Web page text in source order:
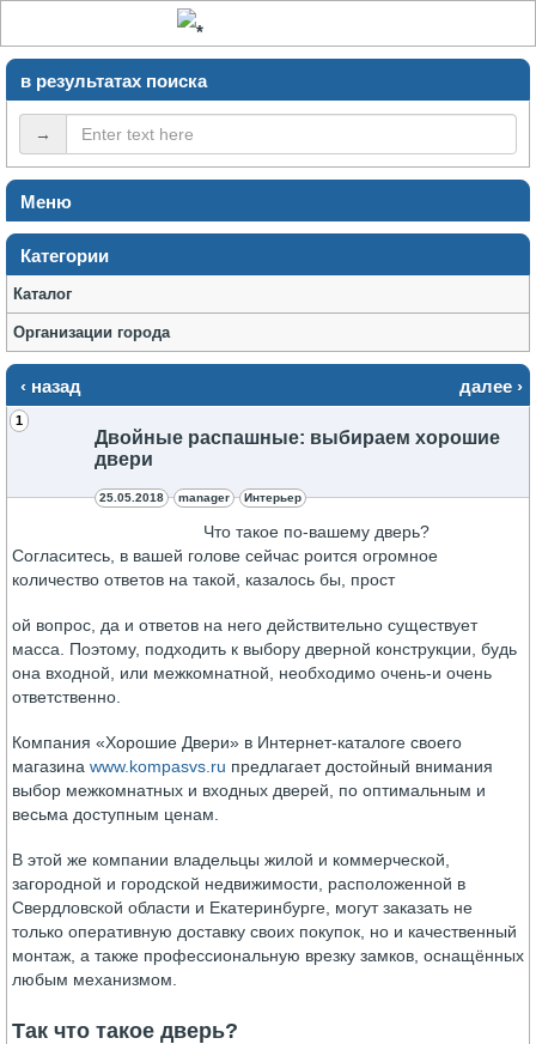
в результатах поиска
→
Меню
Категории
Каталог
Организации города
‹ назад далее ›
1
Двойные распашные: выбираем хорошие
двери
25.05.2018 manager Интерьер
Что такое по-вашему дверь?
Согласитесь, в вашей голове сейчас роится огромное
количество ответов на такой,
казалось бы, прост
ой вопрос, да и ответов на него действительно существует
масса. Поэтому, подходить к выбору дверной конструкции, будь
она входной, или межкомнатной, необходимо очень-и очень
ответственно.
Компания «Хорошие Двери» в Интернет-каталоге своего
магазина www.kompasvs.ru предлагает достойный внимания
выбор межкомнатных и входных дверей, по оптимальным и
весьма доступным ценам.
В этой же компании владельцы жилой и коммерческой,
загородной и городской недвижимости, расположенной в
Свердловской области и Екатеринбурге, могут заказать не
только оперативную доставку своих покупок, но и качественный
монтаж, а также профессиональную врезку замков, оснащённых
любым механизмом.
Так что такое дверь?